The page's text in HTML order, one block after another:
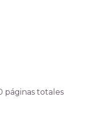
páginas totales